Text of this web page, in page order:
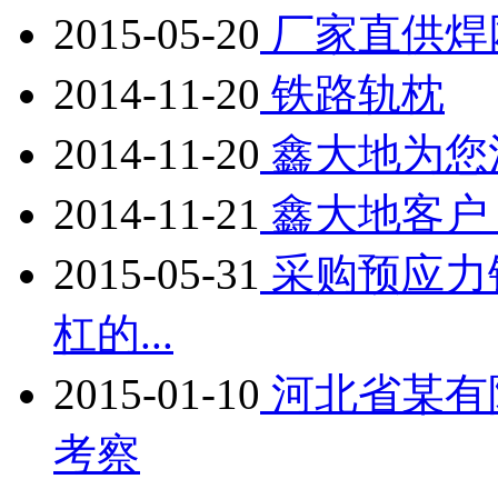
2015-05-20 厂家直供
2014-11-20 铁路轨枕
2014-11-20 鑫大地为
2014-11-21 鑫大地客
2015-05-31 采购预应
杠的...
2015-01-10 河北省某
考察